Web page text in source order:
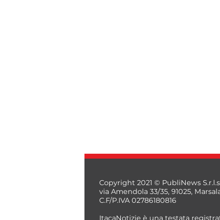
Copyright 2021 © PubliNews
via Amendola 33/35, 91025,
C.F/P.IVA 02786180816
ItacaNotizie è una testata